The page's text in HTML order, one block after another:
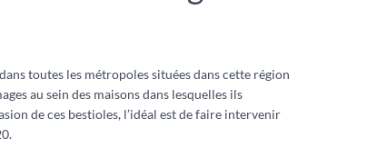
toutes les métropoles situées dans cette région
au sein des maisons dans lesquelles ils
de ces bestioles, l’idéal est de faire intervenir